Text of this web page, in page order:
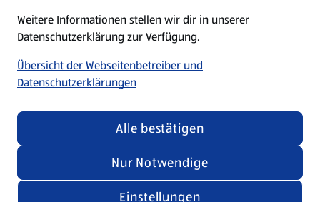
Datenschutz- und Richtlinienmenü
Cookie-Einstellungen
Impressum
Nutzungsbedingungen
Security Policy
Compliance | Hinweisstellen
Weitere Informationen stellen wir dir in unserer
Datenschutzerklärung zur Verfügung.
Übersicht der Webseitenbetreiber und
Datenschutzerklärungen
Einstellungen
Nur Notwendige
Alle bestätigen